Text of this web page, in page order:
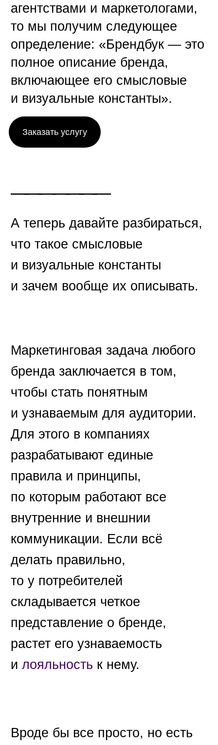
агентствами и маркетологами,
то мы получим следующее
определение: «Брендбук — это
полное описание бренда,
включающее его смысловые
и визуальные константы».
Заказать услугу
———————
А теперь давайте разбираться,
что такое смысловые
и визуальные константы
и зачем вообще их описывать.
Маркетинговая задача любого
бренда заключается в том,
чтобы стать понятным
и узнаваемым для аудитории.
Для этого в компаниях
разрабатывают единые
правила и принципы,
по которым работают все
внутренние и внешнии
коммуникации. Если всё
делать правильно,
то у потребителей
складывается четкое
представление о бренде,
растет его узнаваемость
илояльность к нему.
Вроде бы все просто, но есть